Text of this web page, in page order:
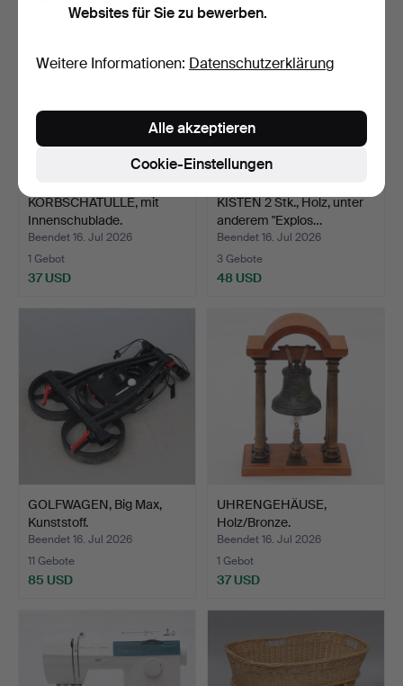
KORBSCHATULLE, mit
Innenschublade.
Beendet 16. Jul 2026
1 Gebot
37 USD
KISTEN 2 Stk., Holz, unter
anderem "Explos…
Beendet 16. Jul 2026
3 Gebote
48 USD
GOLFWAGEN, Big Max,
Kunststoff.
Beendet 16. Jul 2026
11 Gebote
85 USD
UHRENGEHÄUSE,
Holz/Bronze.
Beendet 16. Jul 2026
1 Gebot
37 USD
Websites für Sie zu bewerben.
Weitere Informationen: Datenschutzerklärung
Cookie-Einstellungen
Alle akzeptieren